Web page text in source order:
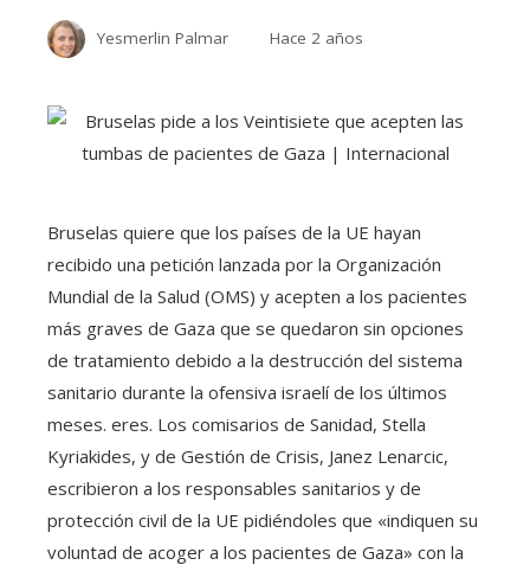
Yesmerlin Palmar Hace 2 años
Bruselas quiere que los países de la UE hayan
recibido una petición lanzada por la Organización
Mundial de la Salud (OMS) y acepten a los pacientes
más graves de Gaza que se quedaron sin opciones
de tratamiento debido a la destrucción del sistema
sanitario durante la ofensiva israelí de los últimos
meses. eres. Los comisarios de Sanidad, Stella
Kyriakides, y de Gestión de Crisis, Janez Lenarcic,
escribieron a los responsables sanitarios y de
protección civil de la UE pidiéndoles que «indiquen su
voluntad de acoger a los pacientes de Gaza» con la